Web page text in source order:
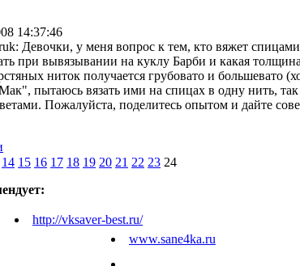
14:37:46
Девочки, у меня вопрос к тем, кто вяжет
при вывязывании на куклу Барби и какая
ниток получается грубовато и большевато
пытаюсь вязать ими на спицах в одну нить, так
Пожалуйста, поделитесь опытом и дайте
14 15 16 17 18 19 20 21 22 23 24
http://vksaver-best.ru/
www.sane4ka.ru